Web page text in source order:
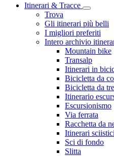
Itinerari & Tracce
Trova
Gli itinerari più belli
I migliori preferiti
Intero archivio
Mountain bike
Transalp
Itinerari in
Bicicletta da
Bicicletta da
Itinerario
Escursionismo
Via ferrata
Racchetta da
Itinerari sciistici
Sci di fondo
Slitta